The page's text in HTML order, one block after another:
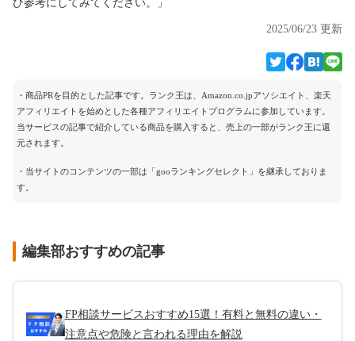
ひ参考にしてみてください。」
2025/06/23 更新
・商品PRを目的とした記事です。ランク王は、Amazon.co.jpアソシエイト、楽天
アフィリエイトを始めとした各種アフィリエイトプログラムに参加しています。
当サービスの記事で紹介している商品を購入すると、売上の一部がランク王に還
元されます。
・当サイトのコンテンツの一部は「gooランキングセレクト」を継承しておりま
す。
編集部おすすめの記事
FP相談サービスおすすめ15選！有料と無料の違い・
注意点や危険と言われる理由を解説